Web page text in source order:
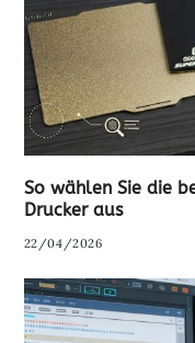
So wählen Sie die
Drucker aus
22/04/2026